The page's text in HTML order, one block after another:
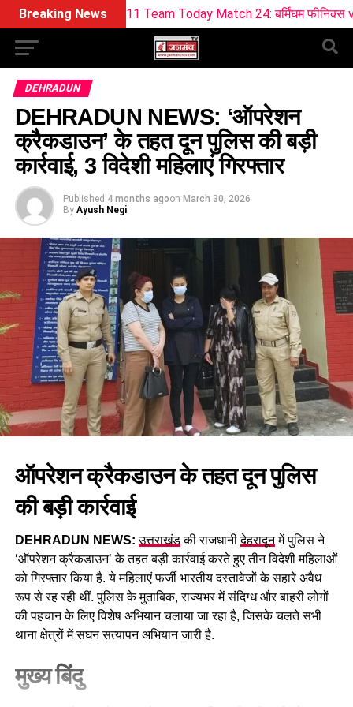
Breaking News
Team Today Match 24: बर्मिंघम फीनिक्स vs सनराइजर्स लीड्स
DEHRADUN
DEHRADUN NEWS: ‘ऑपरेशन
क्रैकडाउन’ के तहत दून पुलिस की बड़ी
कार्रवाई, 3 विदेशी महिलाएं गिरफ्तार
Published 4 months agoon March 30, 2026
By Ayush Negi
ऑपरेशन क्रैकडाउन के तहत दून पुलिस
की बड़ी कार्रवाई
DEHRADUN NEWS:उत्तराखंडकी राजधानीदेहरादूनमें पुलिस ने
‘ऑपरेशन क्रैकडाउन’ के तहत बड़ी कार्रवाई करते हुए तीन विदेशी महिलाओं
को गिरफ्तार किया है. ये महिलाएं फर्जी भारतीय दस्तावेजों के सहारे अवैध
रूप से रह रही थीं. पुलिस के मुताबिक, राज्यभर में संदिग्ध और बाहरी लोगों
की पहचान के लिए विशेष अभियान चलाया जा रहा है, जिसके चलते सभी
थाना क्षेत्रों में सघन सत्यापन अभियान जारी है.
मुख्य बिंदु